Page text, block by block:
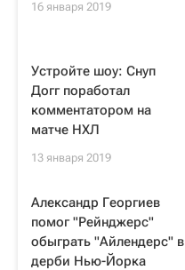
16 января 2019
Устройте шоу: Снуп
Догг поработал
комментатором на
матче НХЛ
13 января 2019
Александр Георгиев
помог "Рейнджерс"
обыграть "Айлендерс" в
дерби Нью-Йорка